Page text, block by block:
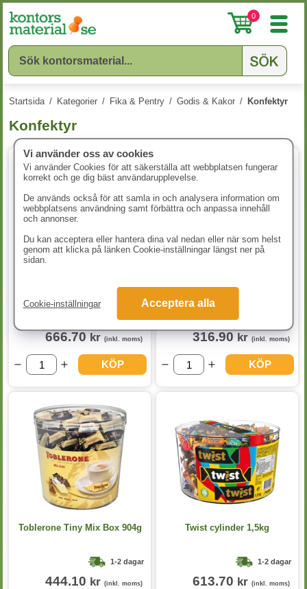
0
Startsida / Kategorier / Fika & Pentry / Godis & Kakor / Konfektyr
Konfektyr
1-2 dagar
666.70kr (inkl. moms)
KÖP
316.90kr (inkl. moms)
KÖP
Toblerone Tiny Mix Box 904g
1-2 dagar
444.10 kr (inkl. moms)
Twist cylinder 1,5kg
1-2 dagar
613.70 kr (inkl. moms)
Vi använder oss av cookies
Vi använder Cookies för att säkerställa att webbplatsen fungerar
korrekt och ge dig bäst användarupplevelse.
De används också för att samla in och analysera information om
webbplatsens användning samt förbättra och anpassa innehåll
och annonser.
Du kan acceptera eller hantera dina val nedan eller när som helst
genom att klicka på länken Cookie-inställningar längst ner på
sidan.
Cookie-inställningar Acceptera alla